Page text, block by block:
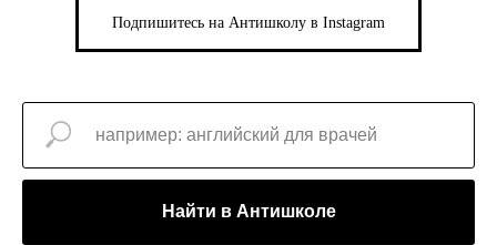
Подпишитесь на Антишколу в Instagram
Найти в Антишколе